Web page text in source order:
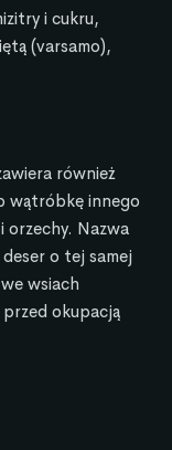
i cukru,
(varsamo),
również
wątróbkę innego
orzechy. Nazwa
o tej samej
wsiach
okupacją